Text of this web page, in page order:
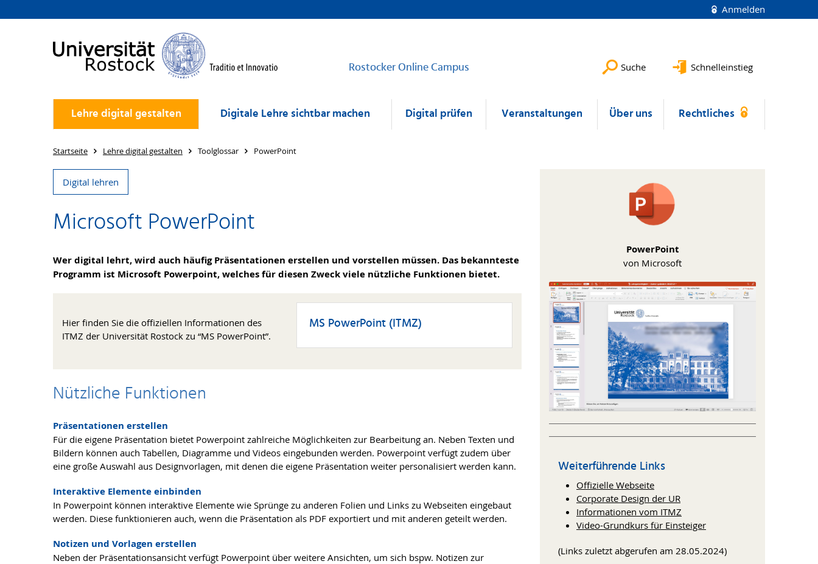
Anmelden
Rostocker Online Campus Suche Schnelleinstieg
Lehre digital gestalten Digitale Lehre sichtbar machen Digital prüfen Veranstaltungen Über uns Rechtliches
Startseite Lehre digital gestalten Toolglossar PowerPoint
Digital lehren
Microsoft PowerPoint
Wer digital lehrt, wird auch häufig Präsentationen erstellen und vorstellen müssen. Das bekannteste
Programm ist Microsoft Powerpoint, welches für diesen Zweck viele nützliche Funktionen bietet.
Hier finden Sie die offiziellen Informationen des
ITMZ der Universität Rostock zu “MS PowerPoint”.
MS PowerPoint (ITMZ)
Nützliche Funktionen
Präsentationen erstellen
Für die eigene Präsentation bietet Powerpoint zahlreiche Möglichkeiten zur Bearbeitung an. Neben Texten und
Bildern können auch Tabellen, Diagramme und Videos eingebunden werden. Powerpoint verfügt zudem über
eine große Auswahl aus Designvorlagen, mit denen die eigene Präsentation weiter personalisiert werden kann.
Interaktive Elemente einbinden
In Powerpoint können interaktive Elemente wie Sprünge zu anderen Folien und Links zu Webseiten eingebaut
werden. Diese funktionieren auch, wenn die Präsentation als PDF exportiert und mit anderen geteilt werden.
Notizen und Vorlagen erstellen
Neben der Präsentationsansicht verfügt Powerpoint über weitere Ansichten, um sich bspw. Notizen zur
PowerPoint
von Microsoft
Weiterführende Links
Offizielle Webseite
Corporate Design der UR
Informationen vom ITMZ
Video-Grundkurs für Einsteiger
(Links zuletzt abgerufen am 28.05.2024)